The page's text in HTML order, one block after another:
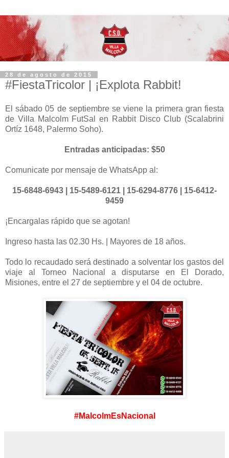
28 de agosto de 2015
#FiestaTricolor | ¡Explota Rabbit!
El sábado 05 de septiembre se viene la primera gran fiesta
de Villa Malcolm FutSal en Rabbit Disco Club (Scalabrini
Ortíz 1648, Palermo Soho).
Entradas anticipadas: $50
Comunicate por mensaje de WhatsApp al:
15-6848-6943 | 15-5489-6121 | 15-6294-8776 | 15-6412-
9459
¡Encargalas rápido que se agotan!
Ingreso hasta las 02.30 Hs. | Mayores de 18 años.
Todo lo recaudado será destinado a solventar los gastos del
viaje al Torneo Nacional a disputarse en El Dorado,
Misiones, entre el 27 de septiembre y el 04 de octubre.
#MalcolmEsNacional